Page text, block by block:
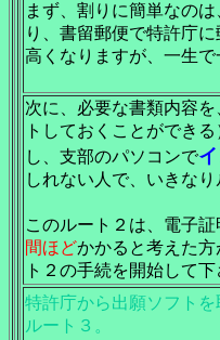
まず、割りに簡単なの
り、書留郵便で特許庁に
高くなりますが、一生
次に、必要な書類内容
トしておくことができ
し、支部のパソコンで
しれない人で、いきな
このルート２は、電子
間ほどかかると考えた
ト２の手続を開始して下
特許庁から出願ソフト
ルート３。